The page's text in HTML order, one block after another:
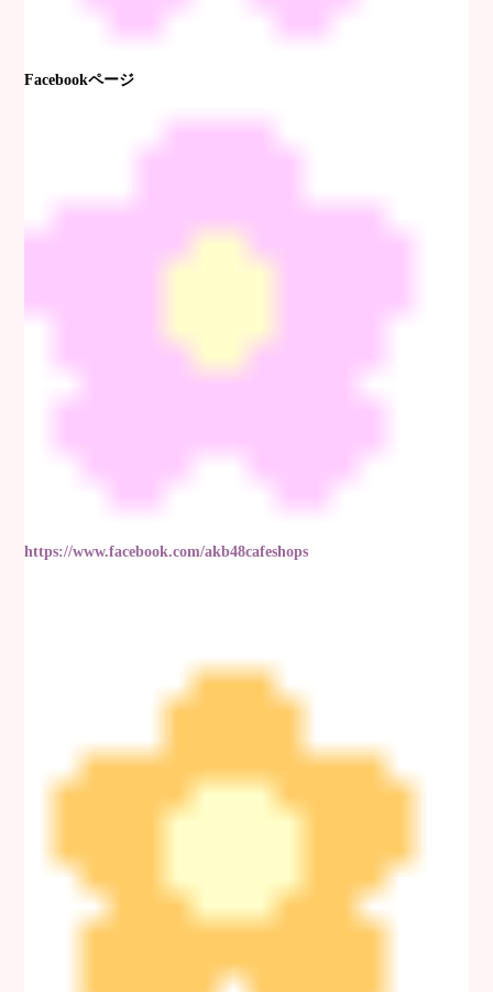
Facebookページ
https://www.facebook.com/akb48cafeshops